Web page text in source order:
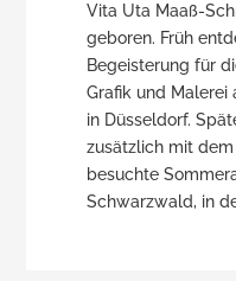
Vita Uta Maaß-
geboren. Früh
Begeisterung für
Grafik und Malerei
in Düsseldorf.
zusätzlich mit
besuchte
Schwarzwald, in